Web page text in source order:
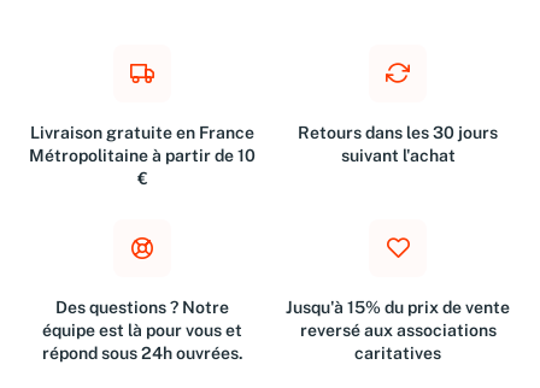
Livraison gratuite en France
Métropolitaine à partir de 10
€
Retours dans les 30 jours
suivant l'achat
Des questions ? Notre
équipe est là pour vous et
répond sous 24h ouvrées.
Jusqu'à 15% du prix de vente
reversé aux associations
caritatives